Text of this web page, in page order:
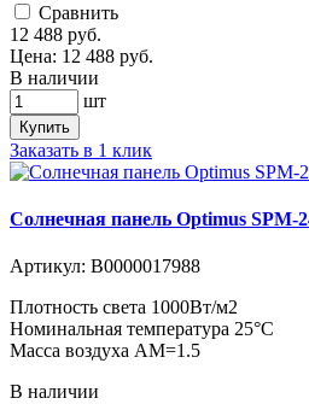
Cравнить
12 488 руб.
Цена: 12 488 руб.
В наличии
шт
Купить
Заказать в 1 клик
Солнечная панель Optimus SPM-
Артикул: В0000017988
Плотность света 1000Вт/м2
Номинальная температура 25°C
Масса воздуха АМ=1.5
В наличии